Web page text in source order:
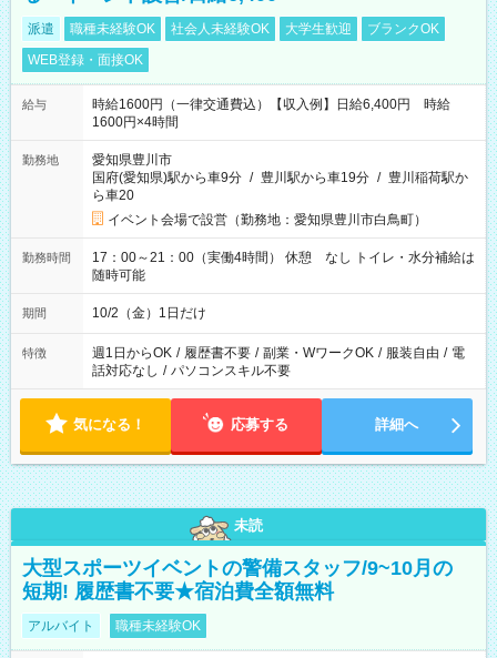
派遣 職種未経験OK 社会人未経験OK 大学生歓迎
ブランクOK
WEB登録・面接OK
給与
時給1600円（一律交通費込）【収入例】日給6,400円 時給
1600円×4時間
勤務地
愛知県豊川市
国府(愛知県)駅から車9分 / 豊川駅から車19分 / 豊川稲荷駅か
ら車20
イベント会場で設営（勤務地：愛知県豊川市白鳥町）
勤務時間
17：00～21：00（実働4時間） 休憩 なし トイレ・水分補給は
随時可能
期間 10/2（金）1日だけ
特徴 週1日からOK / 履歴書不要 / 副業・WワークOK / 服装自由 / 電
話対応なし / パソコンスキル不要
気になる！ 応募する 詳細へ
未読
大型スポーツイベントの警備スタッフ/9~10月の
短期! 履歴書不要★宿泊費全額無料
アルバイト 職種未経験OK